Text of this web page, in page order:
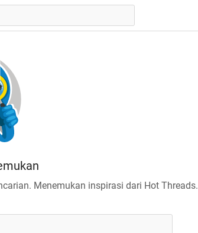
Menemukan inspirasi dari Hot Threads.